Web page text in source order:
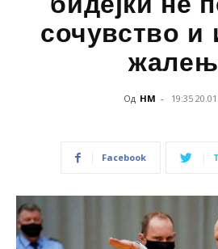
сочувство и
Од НМ - 19:35
Facebook